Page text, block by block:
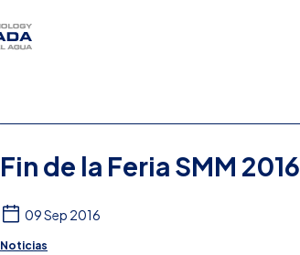
Fin de la Feria SMM 2016
09 Sep 2016
Noticias